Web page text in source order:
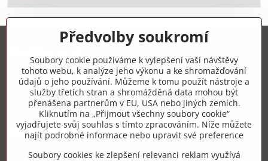
+420 775 973 319
info​@zipzop​.cz
Objednávky
Předvolby soukromí
Soubory cookie používáme k vylepšení vaší návštěvy
tohoto webu, k analýze jeho výkonu a ke shromažďování
údajů o jeho používání. Můžeme k tomu použít nástroje a
služby třetích stran a shromážděná data mohou být
přenášena partnerům v EU, USA nebo jiných zemích.
Kliknutím na „Přijmout všechny soubory cookie“
vyjadřujete svůj souhlas s tímto zpracováním. Níže můžete
najít podrobné informace nebo upravit své preference
Soubory cookies ke zlepšení relevanci reklam využívá